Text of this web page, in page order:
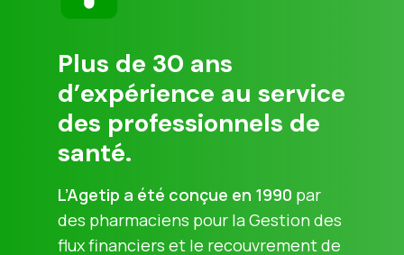
Plus de 30 ans
d’expérience au service
des professionnels de
santé.
L’Agetip a été conçue en 1990 par
des pharmaciens pour la Gestion des
flux financiers et le recouvrement de